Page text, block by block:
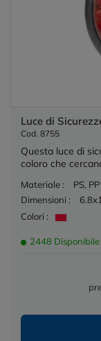
Luce di
Cod. 8755
Questa luce di
coloro che
Materiale :
PS, PP
Dimensioni :
Colori :
2448 Disponibile